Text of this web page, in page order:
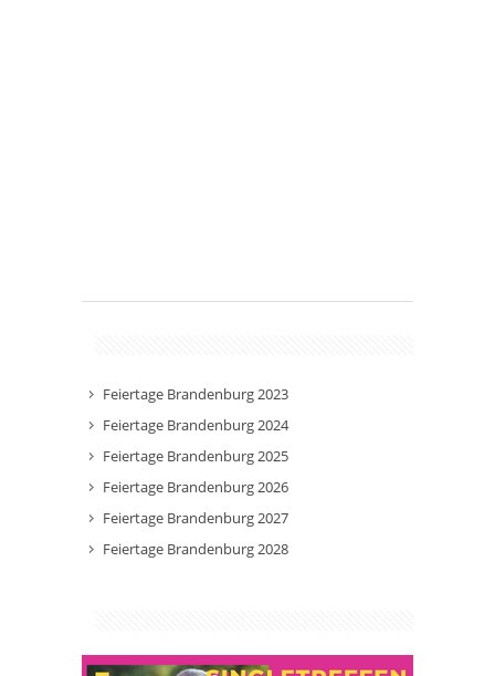
Feiertage Brandenburg 2023
Feiertage Brandenburg 2024
Feiertage Brandenburg 2025
Feiertage Brandenburg 2026
Feiertage Brandenburg 2027
Feiertage Brandenburg 2028